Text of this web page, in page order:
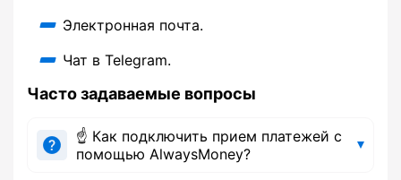
Электронная почта.
Чат в Telegram.
Часто задаваемые вопросы
☝️ Как подключить прием платежей с
помощью AlwaysMoney?